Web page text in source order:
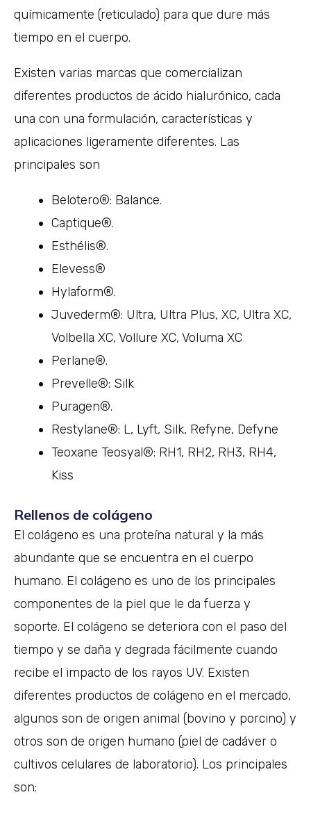
químicamente (reticulado) para que dure más
tiempo en el cuerpo.
Existen varias marcas que comercializan
diferentes productos de ácido hialurónico, cada
una con una formulación, características y
aplicaciones ligeramente diferentes. Las
principales son
Belotero®: Balance.
Captique®.
Esthélis®.
Elevess®
Hylaform®.
Juvederm®: Ultra, Ultra Plus, XC, Ultra XC,
Volbella XC, Vollure XC, Voluma XC
Perlane®.
Prevelle®: Silk
Puragen®.
Restylane®: L, Lyft, Silk, Refyne, Defyne
Teoxane Teosyal®: RH1, RH2, RH3, RH4,
Kiss
Rellenos de colágeno
El colágeno es una proteína natural y la más
abundante que se encuentra en el cuerpo
humano. El colágeno es uno de los principales
componentes de la piel que le da fuerza y
soporte. El colágeno se deteriora con el paso del
tiempo y se daña y degrada fácilmente cuando
recibe el impacto de los rayos UV. Existen
diferentes productos de colágeno en el mercado,
algunos son de origen animal (bovino y porcino) y
otros son de origen humano (piel de cadáver o
cultivos celulares de laboratorio). Los principales
son: